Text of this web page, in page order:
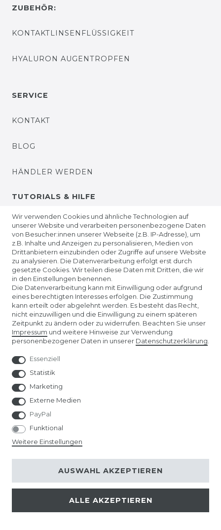
ZUBEHÖR:
KONTAKTLINSENFLÜSSIGKEIT
HYALURON AUGENTROPFEN
SERVICE
KONTAKT
BLOG
HÄNDLER WERDEN
TUTORIALS & HILFE
HALLOWEEN SCHMINKEN
ZOMBIE SCHMINKEN
VIDEO TUTORIALS
KONTAKTLINSEN EINSETZEN
UNTERNEHMEN
AMAZON STORE
SPIELWARENMESSE NÜRNBERG
© Copyright 2026 | Alle Rechte vorbehalten.
Wir verwenden Cookies und ähnliche Technologien auf
unserer Website und verarbeiten personenbezogene Daten
von Besucher:innen unserer Webseite (z.B. IP-Adresse), um
z.B. Inhalte und Anzeigen zu personalisieren, Medien von
Drittanbietern einzubinden oder Zugriffe auf unsere Website
zu analysieren. Die Datenverarbeitung erfolgt erst durch
gesetzte Cookies. Wir teilen diese Daten mit Dritten, die wir
in den Einstellungen benennen.
Die Datenverarbeitung kann mit Einwilligung oder aufgrund
eines berechtigten Interesses erfolgen. Die Zustimmung
kann erteilt oder abgelehnt werden. Es besteht das Recht,
nicht einzuwilligen und die Einwilligung zu einem späteren
Zeitpunkt zu ändern oder zu widerrufen. Beachten Sie unser
Impressum und weitere Hinweise zur Verwendung
personenbezogener Daten in unserer Daten­schutz­erklärung
Essenziell
Statistik
Marketing
Externe Medien
PayPal
Funktional
Weitere Einstellungen
ALLE AKZEPTIEREN
AUSWAHL AKZEPTIEREN